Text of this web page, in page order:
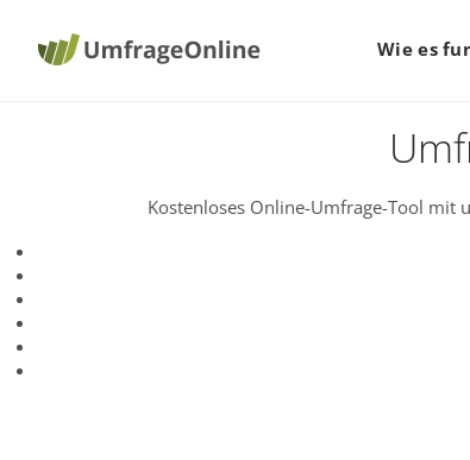
Wie es
Kostenloses Online-Umfrage-Tool mit